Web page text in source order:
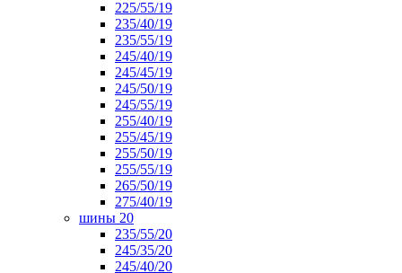
225/55/19
235/40/19
235/55/19
245/40/19
245/45/19
245/50/19
245/55/19
255/40/19
255/45/19
255/50/19
255/55/19
265/50/19
275/40/19
шины 20
235/55/20
245/35/20
245/40/20